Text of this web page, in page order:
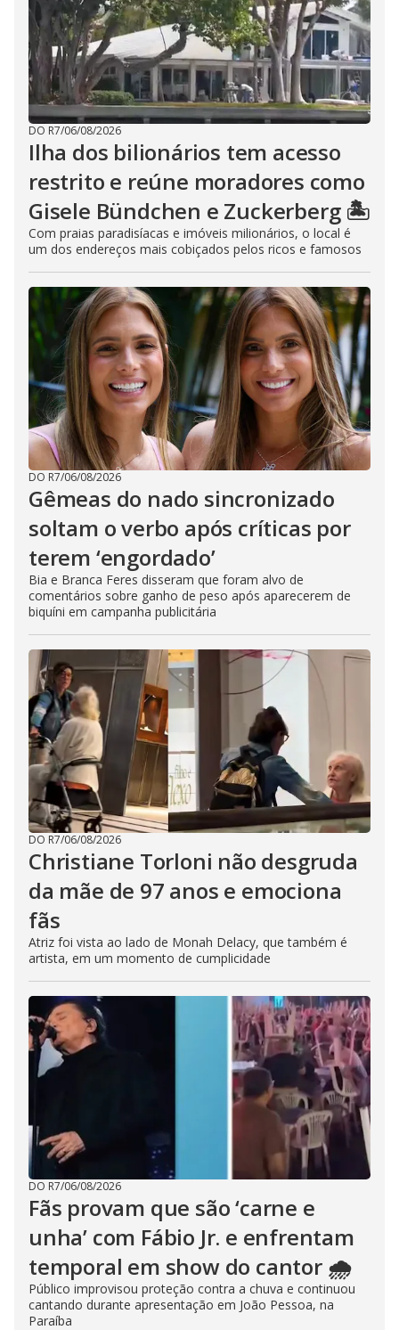
DO R7/06/08/2026
Ilha dos bilionários tem acesso
restrito e reúne moradores como
Gisele Bündchen e Zuckerberg 🏝️
Com praias paradisíacas e imóveis milionários, o local é
um dos endereços mais cobiçados pelos ricos e famosos
DO R7/06/08/2026
Gêmeas do nado sincronizado
soltam o verbo após críticas por
terem ‘engordado’
Bia e Branca Feres disseram que foram alvo de
comentários sobre ganho de peso após aparecerem de
biquíni em campanha publicitária
DO R7/06/08/2026
Christiane Torloni não desgruda
da mãe de 97 anos e emociona
fãs
Atriz foi vista ao lado de Monah Delacy, que também é
artista, em um momento de cumplicidade
DO R7/06/08/2026
Fãs provam que são ‘carne e
unha’ com Fábio Jr. e enfrentam
temporal em show do cantor 🌧️
Público improvisou proteção contra a chuva e continuou
cantando durante apresentação em João Pessoa, na
Paraíba